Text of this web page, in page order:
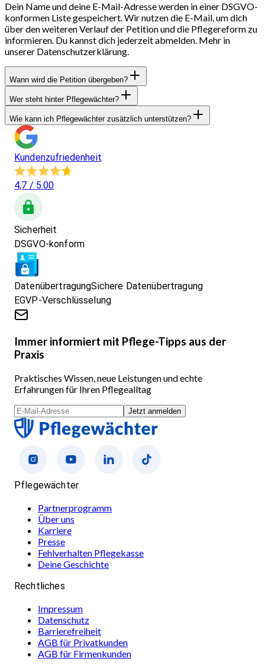
Dein Name und deine E-Mail-Adresse werden in einer DSGVO-
konformen Liste gespeichert. Wir nutzen die E-Mail, um dich
über den weiteren Verlauf der Petition und die Pflegereform zu
informieren. Du kannst dich jederzeit abmelden. Mehr in
unserer Datenschutzerklärung.
Wann wird die Petition übergeben?
Wer steht hinter Pflegewächter?
Wie kann ich Pflegewächter zusätzlich unterstützen?
Kundenzufriedenheit
4,7 / 5.00
Sicherheit
DSGVO-konform
DatenübertragungSichere Datenübertragung
EGVP-Verschlüsselung
Immer informiert mit Pflege-Tipps aus der
Praxis
Praktisches Wissen, neue Leistungen und echte
Erfahrungen für Ihren Pflegealltag
Jetzt anmelden
Pflegewächter
Partnerprogramm
Über uns
Karriere
Presse
Fehlverhalten Pflegekasse
Deine Geschichte
Rechtliches
Impressum
Datenschutz
Barrierefreiheit
AGB für Privatkunden
AGB für Firmenkunden